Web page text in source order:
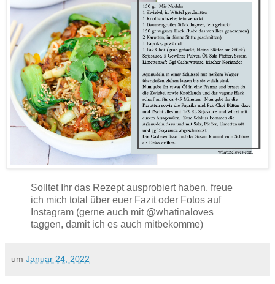
Solltet Ihr das Rezept ausprobiert haben, freue
ich mich total über euer Fazit oder Fotos auf
Instagram (gerne auch mit @whatinaloves
taggen, damit ich es auch mitbekomme)
um Januar 24, 2022